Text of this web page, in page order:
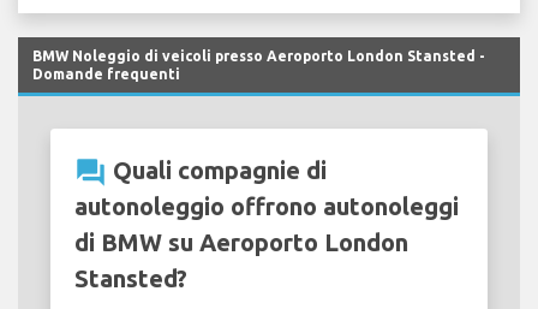
BMW Noleggio di veicoli presso Aeroporto London Stansted -
Domande frequenti
question_answer Quali compagnie di
autonoleggio offrono autonoleggi
di BMW su Aeroporto London
Stansted?